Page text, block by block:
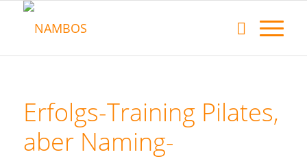
Erfolgs-Training Pilates,
aber Naming-